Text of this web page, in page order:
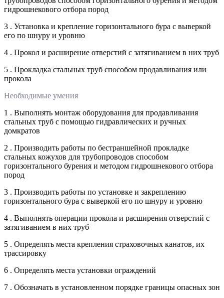
гидрошнекового отбора пород
3 . Установка и крепление горизонтального бура с выверкой
его по шнуру и уровню
4 . Прокол и расширение отверстий с затягиванием в них труб
5 . Прокладка стальных труб способом продавливания или
прокола
Необходимые умения
1 . Выполнять монтаж оборудования для продавливания
стальных труб с помощью гидравлических и ручных
домкратов
2 . Производить работы по бестраншейной прокладке
стальных кожухов для трубопроводов способом
горизонтального бурения и методом гидрошнекового отбора
пород
3 . Производить работы по установке и закреплению
горизонтального бура с выверкой его по шнуру и уровню
4 . Выполнять операции прокола и расширения отверстий с
затягиванием в них труб
5 . Определять места крепления страховочных канатов, их
трассировку
6 . Определять места установки ограждений
7 . Обозначать в установленном порядке границы опасных зон